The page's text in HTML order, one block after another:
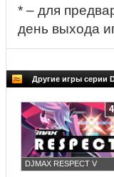
* – для
день выхода
Другие игры серии
DJMAX RESPECT V